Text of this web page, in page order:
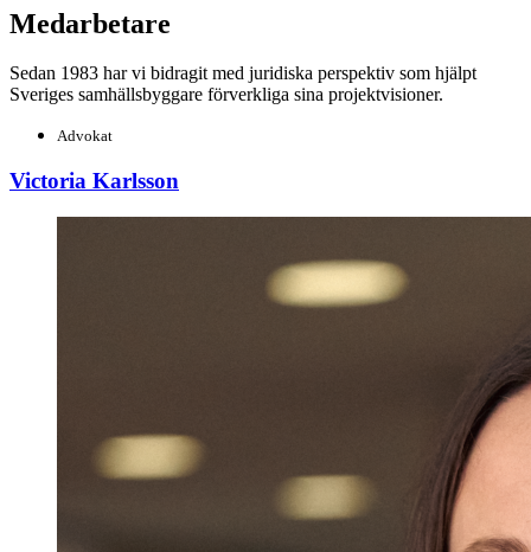
Medarbetare
Sedan 1983 har vi bidragit med juridiska perspektiv som hjälpt
Sveriges samhällsbyggare förverkliga sina projektvisioner.
Advokat
Victoria Karlsson